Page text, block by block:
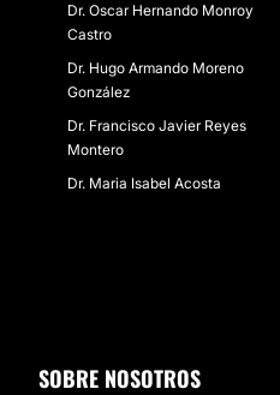
Dr. Oscar Hernando Monroy
Castro
Dr. Hugo Armando Moreno
González
Dr. Francisco Javier Reyes
Montero
Dr. Maria Isabel Acosta
SOBRE NOSOTROS